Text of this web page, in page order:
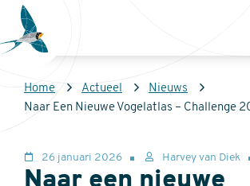
Overslaan
naar
inhoud
gaan
Sovon
Homepage
Kruimelpad
Home Actueel
Nieuws
Naar Een Nieuwe Vogelatlas – Challenge
26 januari 2026 Harvey van Diek